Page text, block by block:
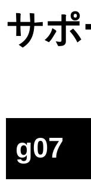
サポ
g07